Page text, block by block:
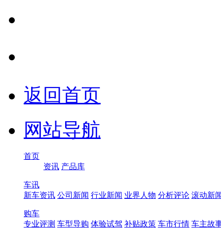
返回首页
网站导航
首页
资讯 产品库
车讯
新车资讯 公司新闻 行业新闻 业界人物 分析评论 滚动新
购车
专业评测 车型导购 体验试驾 补贴政策 车市行情 车主故